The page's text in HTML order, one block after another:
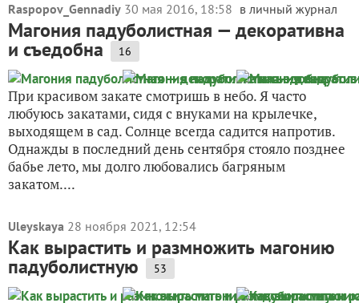
Raspopov_Gennadiy 30 мая 2016, 18:58 в личный журнал
Магония падуболистная — декоративна
и съедобна 16
При красивом закате смотришь в небо. Я часто
любуюсь закатами, сидя с внуками на крылечке,
выходящем в сад. Солнце всегда садится напротив.
Однажды в последний день сентября стояло позднее
бабье лето, мы долго любовались багряным
закатом....
Uleyskaya 28 ноября 2021, 12:54
Как вырастить и размножить магонию
падуболистную 53